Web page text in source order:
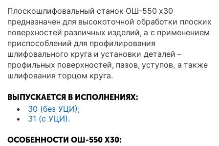
Плоскошлифовальный станок ОШ-550 x30
предназначен для высокоточной обработки плоских
поверхностей различных изделий, а с применением
приспособлений для профилирования
шлифовального круга и установки деталей –
профильных поверхностей, пазов, уступов, а также
шлифования торцом круга.
ВЫПУСКАЕТСЯ В ИСПОЛНЕНИЯХ:
30 (без УЦИ);
31 (с УЦИ).
ОСОБЕННОСТИ ОШ-550 X30: